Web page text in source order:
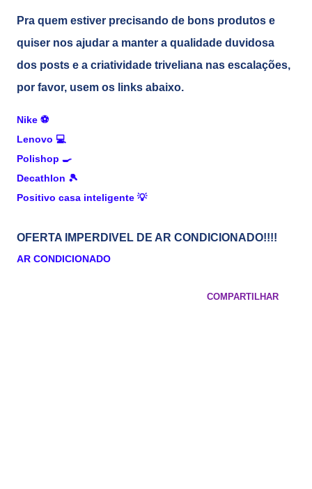
Pra quem estiver precisando de bons produtos e
quiser nos ajudar a manter a qualidade duvidosa
dos posts e a criatividade triveliana nas escalações,
por favor, usem os links abaixo.
Nike ⚽
Lenovo 💻
Polishop 🍳
Decathlon 🎾
Positivo casa inteligente 💡
OFERTA IMPERDIVEL DE AR CONDICIONADO!!!!
AR CONDICIONADO
COMPARTILHAR